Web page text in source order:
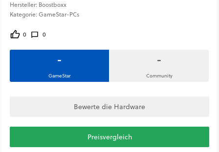
Hersteller: Boostboxx
Kategorie: GameStar-PCs
0 0
-
GameStar
-
Community
Bewerte die Hardware
Preisvergleich